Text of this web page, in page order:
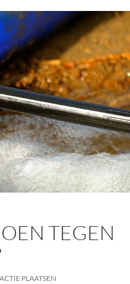
TEGEN
PLAATSEN